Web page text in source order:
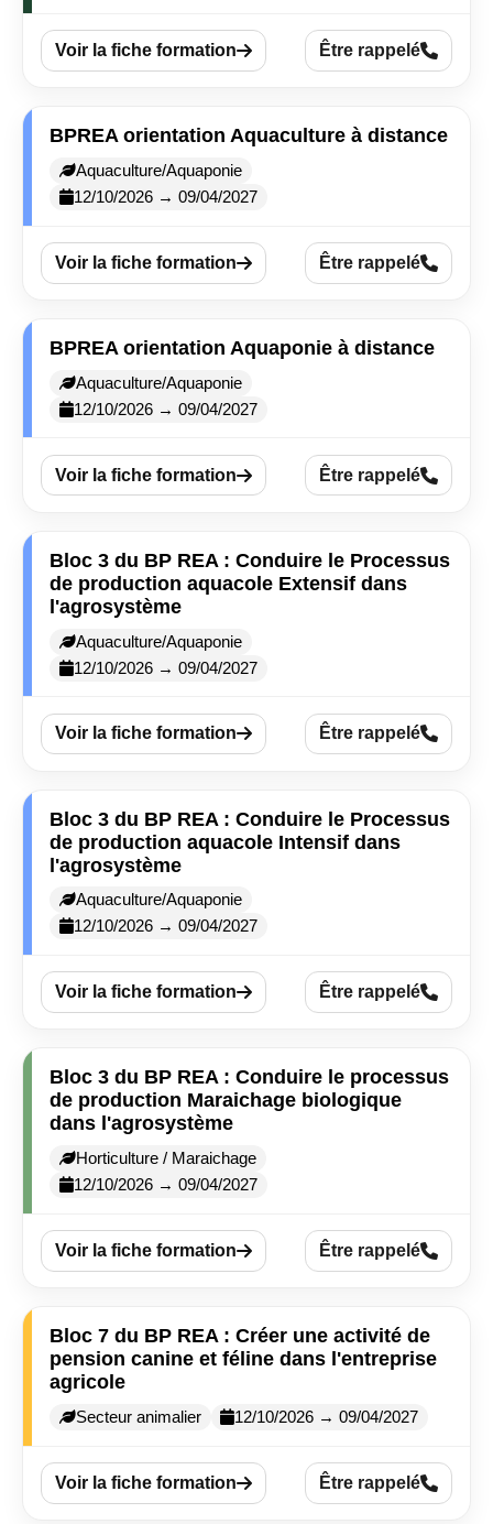
Voir la fiche formation Être rappelé
BPREA orientation Aquaculture à distance
Aquaculture/Aquaponie
12/10/2026 → 09/04/2027
Voir la fiche formation Être rappelé
BPREA orientation Aquaponie à distance
Aquaculture/Aquaponie
12/10/2026 → 09/04/2027
Voir la fiche formation Être rappelé
Bloc 3 du BP REA : Conduire le Processus
de production aquacole Extensif dans
l'agrosystème
Aquaculture/Aquaponie
12/10/2026 → 09/04/2027
Voir la fiche formation Être rappelé
Bloc 3 du BP REA : Conduire le Processus
de production aquacole Intensif dans
l'agrosystème
Aquaculture/Aquaponie
12/10/2026 → 09/04/2027
Voir la fiche formation Être rappelé
Bloc 3 du BP REA : Conduire le processus
de production Maraichage biologique
dans l'agrosystème
Horticulture / Maraichage
12/10/2026 → 09/04/2027
Voir la fiche formation Être rappelé
Bloc 7 du BP REA : Créer une activité de
pension canine et féline dans l'entreprise
agricole
Secteur animalier 12/10/2026 → 09/04/2027
Voir la fiche formation Être rappelé